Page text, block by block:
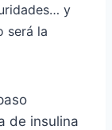
y
será la
de insulina